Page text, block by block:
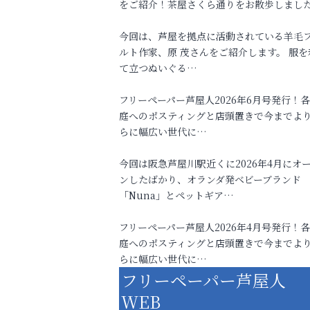
をご紹介！茶屋さくら通りをお散歩しまし
今回は、芦屋を拠点に活動されている羊毛
ルト作家、原 茂さんをご紹介します。 服を
て立つぬいぐる…
フリーペーパー芦屋人2026年6月号発行！
庭へのポスティングと店頭置きで今までよ
らに幅広い世代に…
今回は阪急芦屋川駅近くに2026年4月にオ
ンしたばかり、オランダ発ベビーブランド
「Nuna」とペットギア…
フリーペーパー芦屋人2026年4月号発行！
庭へのポスティングと店頭置きで今までよ
らに幅広い世代に…
フリーペーパー芦屋人
WEB